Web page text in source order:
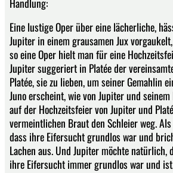
Eine lustige Oper über eine lächerliche,
Jupiter in einem grausamen Jux
so eine Oper hielt man für eine
Jupiter suggeriert in Platée der
Platée, sie zu lieben, um seiner Gemahlin
Juno erscheint, wie von Jupiter und
auf der Hochzeitsfeier von Jupiter und
vermeintlichen Braut den Schleier weg.
dass ihre Eifersucht grundlos war und
Lachen aus. Und Jupiter möchte natürlich,
ihre Eifersucht immer grundlos war und